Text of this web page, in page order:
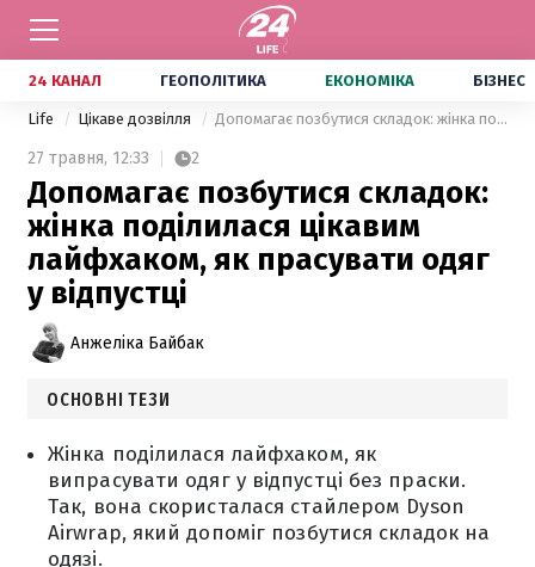
24 КАНАЛ ГЕОПОЛІТИКА ЕКОНОМІКА БІЗНЕС
Life Цікаве дозвілля Допомагає позбутися складок: жінка поділилася цікавим лайфхаком, як прасувати одяг у відпустці
27 травня, 12:33 2
Допомагає позбутися складок:
жінка поділилася цікавим
лайфхаком, як прасувати одяг
у відпустці
Анжеліка Байбак
ОСНОВНІ ТЕЗИ
Жінка поділилася лайфхаком, як
випрасувати одяг у відпустці без праски.
Так, вона скористалася стайлером Dyson
Airwrap, який допоміг позбутися складок на
одязі.